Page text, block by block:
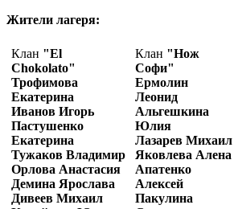
Жители лагеря:
Клан "El
Chokolato"
Трофимова
Екатерина
Иванов Игорь
Пастушенко
Екатерина
Тужаков Владимир
Орлова Анастасия
Демина Ярослава
Дивеев Михаил
Клан "Нож
Софи"
Ермолин
Леонид
Альгешкина
Юлия
Лазарев Михаил
Яковлева Алена
Апатенко
Алексей
Пакулина